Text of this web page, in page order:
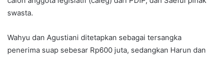
swasta.
Wahyu dan Agustiani ditetapkan sebagai tersangka
penerima suap sebesar Rp600 juta, sedangkan Harun dan